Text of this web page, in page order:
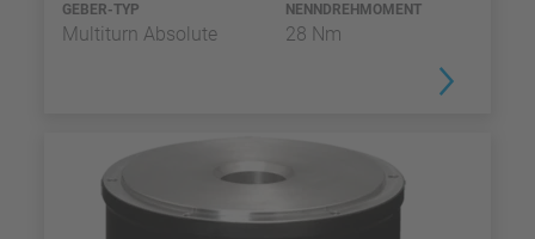
GEBER-TYP
Multiturn Absolute
NENNDREHMOMENT
28 Nm